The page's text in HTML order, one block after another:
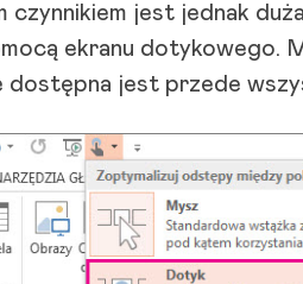
czynnikiem jest jednak
ekranu
jest przede